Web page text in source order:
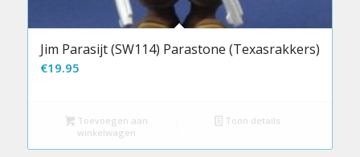
Jim Parasijt (SW114) Parastone (Texasrakkers)
€19.95
Toevoegen aan
winkelwagen
Toon details